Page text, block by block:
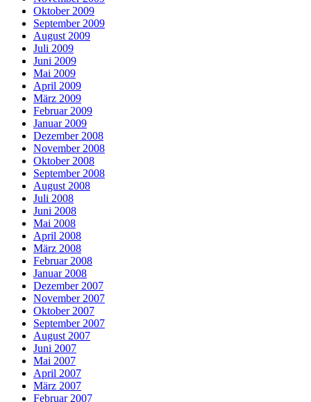
Oktober 2009
September 2009
August 2009
Juli 2009
Juni 2009
Mai 2009
April 2009
März 2009
Februar 2009
Januar 2009
Dezember 2008
November 2008
Oktober 2008
September 2008
August 2008
Juli 2008
Juni 2008
Mai 2008
April 2008
März 2008
Februar 2008
Januar 2008
Dezember 2007
November 2007
Oktober 2007
September 2007
August 2007
Juni 2007
Mai 2007
April 2007
März 2007
Februar 2007